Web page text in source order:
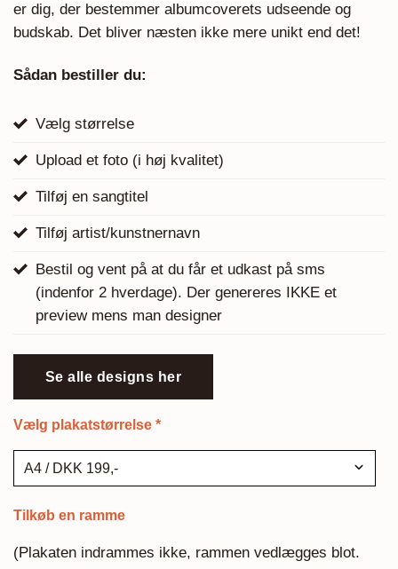
er dig, der bestemmer albumcoverets udseende og
budskab. Det bliver næsten ikke mere unikt end det!
Sådan bestiller du:
Vælg størrelse
Upload et foto (i høj kvalitet)
Tilføj en sangtitel
Tilføj artist/kunstnernavn
Bestil og vent på at du får et udkast på sms
(indenfor 2 hverdage). Der genereres IKKE et
preview mens man designer
Se alle designs her
Vælg plakatstørrelse *
Tilkøb en ramme
(Plakaten indrammes ikke, rammen vedlægges blot.